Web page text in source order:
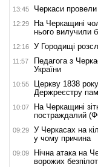
13:45 Черкаси
12:29
На Черкащині
нього вилучили
12:16 У Городищі
11:57
Педагога з
України
10:55
Церкву 1838
Держреєстру
10:07
На Черкащині
постраждалий
09:29
У Черкасах на
у чому причина
09:09
Нічна атака на
ворожих